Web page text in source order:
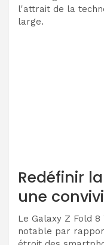
l'attrait de la
large.
Redéfinir
une
Le Galaxy Z Fold
notable par